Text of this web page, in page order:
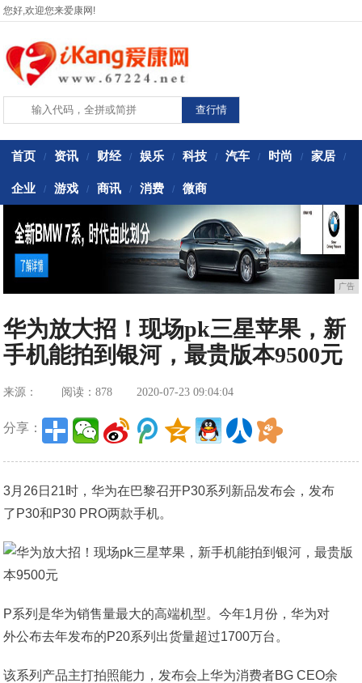
您好,欢迎您来爱康网!
首页 / 资讯 / 财经 / 娱乐 / 科技 / 汽车 / 时尚 / 家居 /
企业 / 游戏 / 商讯 / 消费 / 微商
广告
华为放大招！现场pk三星苹果，新
手机能拍到银河，最贵版本9500元
来源： 阅读：878 2020-07-23 09:04:04
分享：
3月26日21时，华为在巴黎召开P30系列新品发布会，发布
了P30和P30 PRO两款手机。
P系列是华为销售量最大的高端机型。今年1月份，华为对
外公布去年发布的P20系列出货量超过1700万台。
该系列产品主打拍照能力，发布会上华为消费者BG CEO余